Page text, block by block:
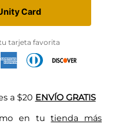
Card
tarjeta favorita
a $20 ENVÍO GRATIS
en tutienda más